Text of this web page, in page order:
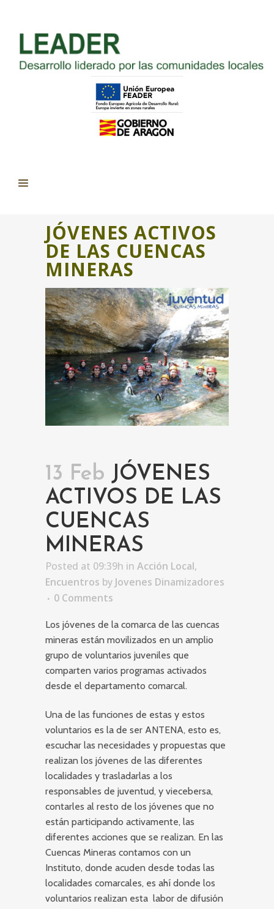
JÓVENES ACTIVOS
DE LAS CUENCAS
MINERAS
13 Feb JÓVENES
ACTIVOS DE LAS
CUENCAS
MINERAS
Posted at 09:39h in Acción Local,
Encuentros by Jovenes Dinamizadores
0 Comments
Los jóvenes de la comarca de las cuencas
mineras están movilizados en un amplio
grupo de voluntarios juveniles que
comparten varios programas activados
desde el departamento comarcal.
Una de las funciones de estas y estos
voluntarios es la de ser ANTENA, esto es,
escuchar las necesidades y propuestas que
realizan los jóvenes de las diferentes
localidades y trasladarlas a los
responsables de juventud, y viecebersa,
contarles al resto de los jóvenes que no
están participando activamente, las
diferentes acciones que se realizan. En las
Cuencas Mineras contamos con un
Instituto, donde acuden desde todas las
localidades comarcales, es ahí donde los
voluntarios realizan esta labor de difusión